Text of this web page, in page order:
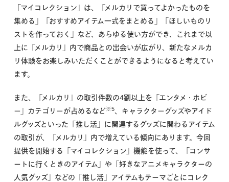
「マイコレクション」は、「メルカリで買ってよかったものを
集める」「おすすめアイテム一式をまとめる」「ほしいものリ
ストを作っておく」など、あらゆる使い方ができ、これまで以
上に「メルカリ」内で商品との出会いが広がり、新たなメルカ
リ体験をお楽しみいただくことができるようになると考えてい
ます。
また、「メルカリ」の取引件数の4割以上を「エンタメ・ホビ
ー」カテゴリーが占めるなど※5、キャラクターグッズやアイド
ルグッズといった「推し活」に関連するグッズに関わるアイテム
の取引が、「メルカリ」内で増えている傾向にあります。今回
提供を開始する「マイコレクション」機能を使って、「コンサ
ートに行くときのアイテム」や「好きなアニメキャラクターの
人気グッズ」などの「推し活」アイテムもテーマごとにコレク